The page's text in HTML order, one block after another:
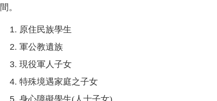
間。
原住民族學生
軍公教遺族
現役軍人子女
特殊境遇家庭之子女
身心障礙學生(人士子女)